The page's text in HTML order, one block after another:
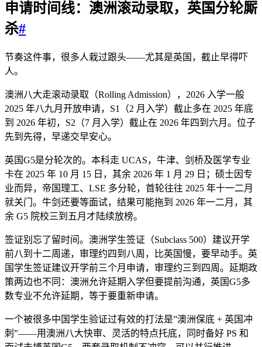
申请时间线：澳洲滚动录取，英国分轮厮
杀#
节奏这件事，很多人栽过跟头——尤其是英国，截止早得吓
人。
澳洲八大走滚动录取（Rolling Admission），2026 入学一般
2025 年八九月开放申请，S1（2 月入学）截止多在 2025 年底
到 2026 年初，S2（7 月入学）截止在 2026 年四到六月。位子
先到先得，早递交早安心。
英国G5是分轮次的。本科走 UCAS，牛津、剑桥及医学专业
卡在 2025 年 10 月 15 日，其余 2026 年 1 月 29 日；硕士因专
业而异，帝国理工、LSE 多分轮，首轮往往 2025 年十一二月
就关门。牛剑还要等面试，结果可能拖到 2026 年一二月，其
余 G5 院校三到五月才陆续放榜。
签证别忘了留时间。澳洲学生签证（Subclass 500）建议开学
前八到十二周递，审理约四到八周，比英国慢，要早动手。英
国学生签证建议开学前三个月申请，审理约三到四周。延期政
策两边也不同：澳洲允许延期入学但要提前沟通，英国G5多
数专业不允许延期，等于要重新申请。
一个被很多中国学生验证过有效的打法是”澳洲保底 + 英国冲
刺”——用澳洲八大快审、灵活的特点托底，同时备好 PS 和